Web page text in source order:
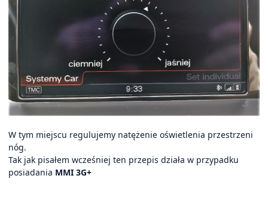
W tym miejscu regulujemy natężenie oświetlenia przestrzeni
nóg.
Tak jak pisałem wcześniej ten przepis działa w przypadku
posiadania MMI 3G+